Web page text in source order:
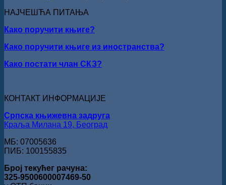
Кирилов
НАЈЧЕШЋА ПИТАЊА
Како поручити књиге?
Како поручити књиге из иностранства?
Како постати члан СКЗ?
КОНТАКТ ИНФОРМАЦИЈЕ
Српска књижевна задруга
Краља Милана 19, Београд
МБ: 07005636
ПИБ: 100155835
Број текућег рачуна:
325-9500600007469-50